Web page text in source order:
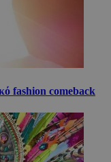
fashion comeback